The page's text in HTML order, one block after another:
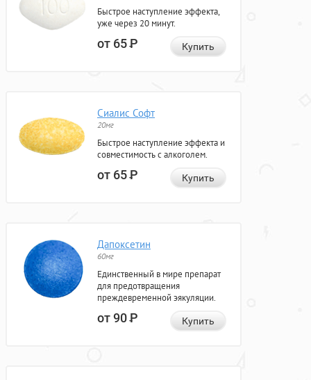
Быстрое наступление эффекта,
уже через 20 минут.
от 65Р Купить
Сиалис Софт
20мг
Быстрое наступление эффекта и
совместимость с алкоголем.
от 65Р Купить
Дапоксетин
60мг
Единственный в мире препарат
для предотвращения
преждевременной эякуляции.
от 90Р Купить